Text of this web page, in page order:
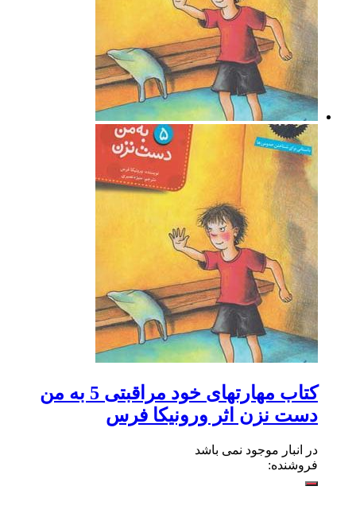
کتاب مهارتهای خود مراقبتی 5 به من
دست نزن اثر ورونیکا فرس
در انبار موجود نمی باشد
فروشنده: